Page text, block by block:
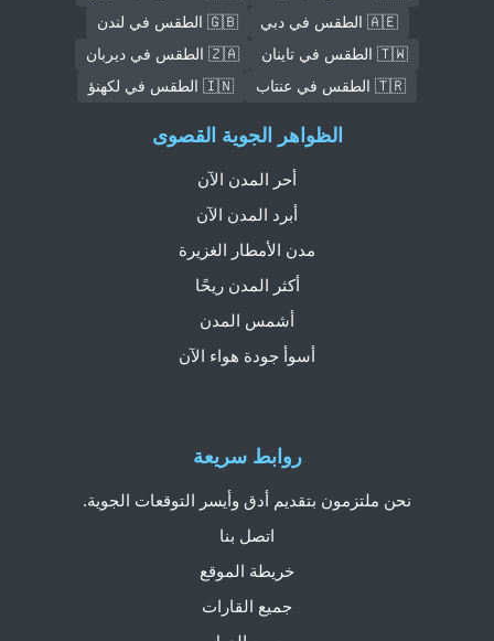
🇦🇪 الطقس في دبي
🇬🇧 الطقس في لندن
🇹🇼 الطقس في تاينان
🇿🇦 الطقس في ديربان
🇹🇷 الطقس في عنتاب
🇮🇳 الطقس في لكهنؤ
روابط سريعة
نحن ملتزمون بتقديم أدق وأيسر التوقعات الجوية.
اتصل بنا
خريطة الموقع
جميع القارات
الظواهر الجوية القصوى
أحر المدن الآن
أبرد المدن الآن
مدن الأمطار الغزيرة
أكثر المدن ريحًا
أشمس المدن
أسوأ جودة هواء الآن